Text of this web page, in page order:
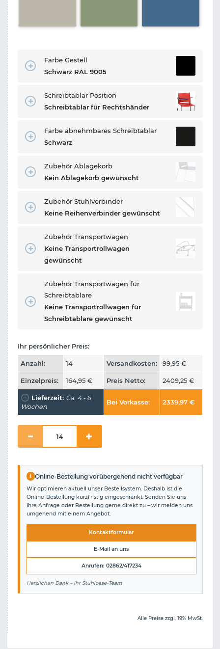
Farbe Gestell
Schwarz RAL 9005
Schreibtablar Position
Schreibtablar für Rechtshänder
Farbe abnehmbares Schreibtablar
Schwarz
Zubehör Ablagekorb
Kein Ablagekorb gewünscht
Zubehör Stuhlverbinder
Keine Reihenverbinder gewünscht
Zubehör Transportwagen
Keine Transportrollwagen
gewünscht
Zubehör Transportwagen für
Schreibtablare
Keine Transportrollwagen für
Schreibtablare gewünscht
Ihr persönlicher Preis:
Anzahl: 14 Versandkosten: 99,95 €
Einzelpreis: 164,95 € Preis Netto: 2409,25 €
Lieferzeit: Ca. 4 - 6
Wochen
Bei Vorkasse: 2339,97 €
i Online-Bestellung vorübergehend nicht verfügbar
Wir optimieren aktuell unser Bestellsystem. Deshalb ist die
Online-Bestellung kurzfristig eingeschränkt. Senden Sie uns
Ihre Anfrage oder Bestellung gerne direkt zu – wir melden uns
umgehend mit einem Angebot.
Kontaktformular
E-Mail an uns
Anrufen: 02862/417234
Herzlichen Dank – Ihr Stuhloase-Team
Alle Preise zzgl. 19% MwSt.